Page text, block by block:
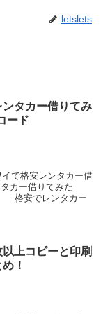
letslets
タカー借りてみ
ード
で格安レンタカー借
カー借りてみた
格安でレンタカー
上コピーと印刷
！